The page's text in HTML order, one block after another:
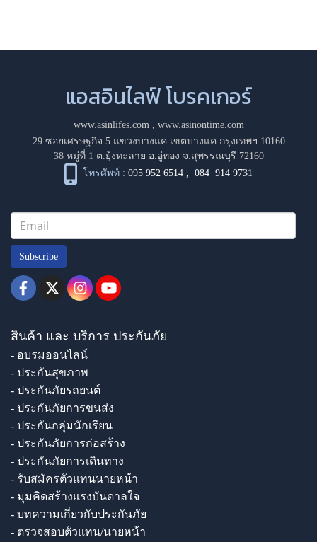
แอสอินไลฟ์ โบรคเกอร์
www.asinlifes.com, www.asinontime.com
29 ซอยเศรษฐกิจ 5 แขวงบางแค เขตบางแค กรุงเทพฯ 10160
38 หมู่ที่ 1 ต.ยุ้งทะลาย อ.อู่ทอง จ.สุพรรณบุรี 72160
โทรศัพท์ : 095 952 6514 ,084 914 9731
Subscribe
สินค้า และ บริการ ประกันภัย
- อบรมออนไลน์
- ประกันสุขภาพ
- ประกันภัยรถยนต์
- ประกันภัยการขนส่ง
- ประกันกลุ่มนักเรียน
- ประกันภัยการก่อสร้าง
- ประกันภัยการเดินทาง
- รับสมัครตัวแทนนายหน้า
- มุมคิดสร้างแรงบันดาลใจ
- บทความเกี่ยวกับประกันภัย
- ตรวจสอบตัวแทน/นายหน้า